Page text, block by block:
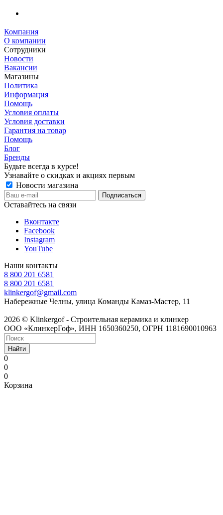
Компания
О компании
Сотрудники
Новости
Вакансии
Магазины
Политика
Информация
Помощь
Условия оплаты
Условия доставки
Гарантия на товар
Помощь
Блог
Бренды
Будьте всегда в курсе!
Узнавайте о скидках и акциях первым
Новости магазина
Оставайтесь на связи
Вконтакте
Facebook
Instagram
YouTube
Наши контакты
8 800 201 6581
8 800 201 6581
klinkergof@gmail.com
Набережные Челны, улица Команды Камаз-Мастер, 11
2026 © Klinkergof - Строительная керамика и клинкер
ООО «КлинкерГоф», ИНН 1650360250, ОГРН 1181690010963
Найти
0
0
0
Корзина